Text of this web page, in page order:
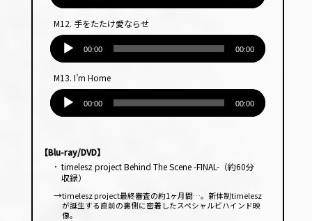
レー
ヤー
M12. 手をたたけ愛ならせ
レー
ヤー
00:00 00:00
M13. I’m Home
ヤー
00:00 00:00
【Blu-ray/DVD】
･ timelesz project Behind The Scene -FINAL-（約60分
収録）
→timelesz project最終審査の約1ヶ月間…。新体制timelesz
が誕生する直前の裏側に密着したスペシャルビハインド映
像。